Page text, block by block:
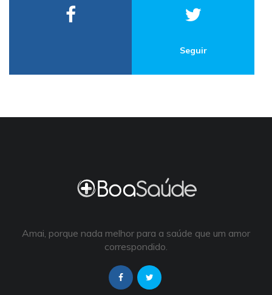
Seguir
Amai, porque nada melhor para a saúde que um amor
correspondido.